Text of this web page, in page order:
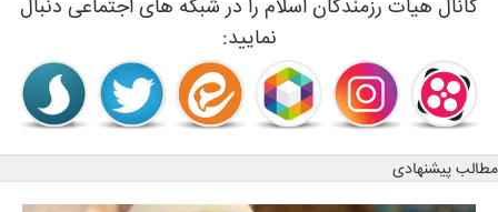
کانال هیات رزمندگان اسلام را در شبکه های اجتماعی دنبال
نمایید:
مطالب پیشنهادی